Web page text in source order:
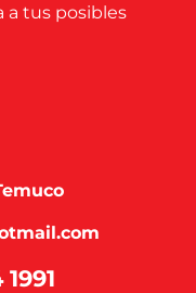
a tus posibles